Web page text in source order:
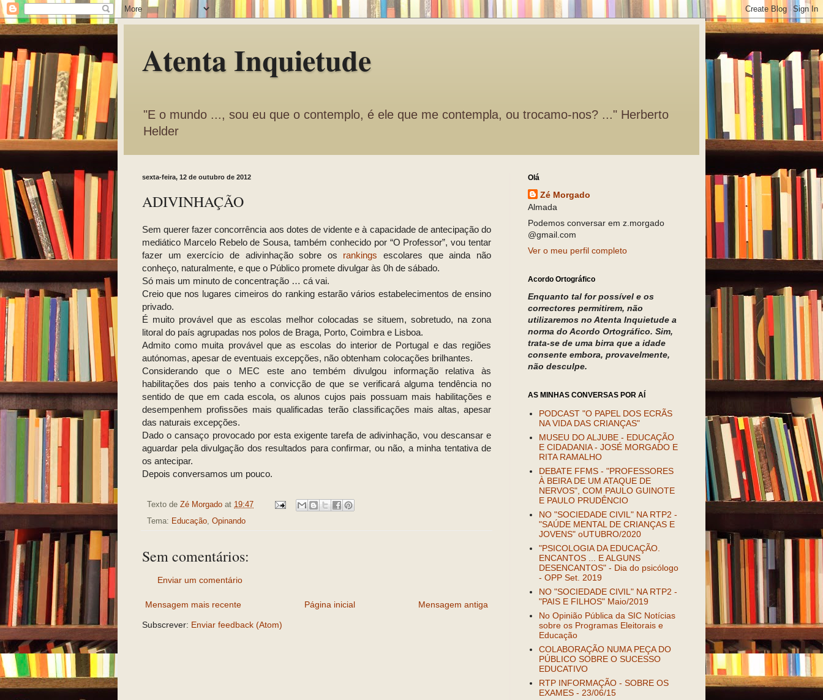
Atenta Inquietude
"E o mundo ..., sou eu que o contemplo, é ele que me contempla, ou trocamo-nos? ..." Herberto
Helder
sexta-feira, 12 de outubro de 2012
ADIVINHAÇÃO
Sem querer fazer concorrência aos dotes de vidente e à capacidade de antecipação do
mediático Marcelo Rebelo de Sousa, também conhecido por “O Professor”, vou tentar
fazer um exercício de adivinhação sobre os rankings escolares que ainda não
conheço, naturalmente, e que o Público promete divulgar às 0h de sábado.
Só mais um minuto de concentração … cá vai.
Creio que nos lugares cimeiros do ranking estarão vários estabelecimentos de ensino
privado.
É muito provável que as escolas melhor colocadas se situem, sobretudo, na zona
litoral do país agrupadas nos polos de Braga, Porto, Coimbra e Lisboa.
Admito como muita provável que as escolas do interior de Portugal e das regiões
autónomas, apesar de eventuais excepções, não obtenham colocações brilhantes.
Considerando que o MEC este ano tembém divulgou informação relativa às
habilitações dos pais tenho a convicção de que se verificará alguma tendência no
sentido de que em cada escola, os alunos cujos pais possuam mais habilitações e
desempenhem profissões mais qualificadas terão classificações mais altas, apesar
das naturais excepções.
Dado o cansaço provocado por esta exigente tarefa de adivinhação, vou descansar e
aguardar pela divulgação dos resultados para confirmar, ou não, a minha tentativa de
os antecipar.
Depois conversamos um pouco.
Texto de Zé Morgado at 19:47
Tema: Educação, Opinando
Sem comentários:
Enviar um comentário
Mensagem mais recente Mensagem antiga
Página inicial
Subscrever: Enviar feedback (Atom)
Olá
Zé Morgado
Almada
Podemos conversar em z.morgado
@gmail.com
Ver o meu perfil completo
Acordo Ortográfico
Enquanto tal for possível e os
correctores permitirem, não
utilizaremos no Atenta Inquietude a
norma do Acordo Ortográfico. Sim,
trata-se de uma birra que a idade
consente embora, provavelmente,
não desculpe.
AS MINHAS CONVERSAS POR AÍ
PODCAST "O PAPEL DOS ECRÃS
NA VIDA DAS CRIANÇAS"
MUSEU DO ALJUBE - EDUCAÇÃO
E CIDADANIA - JOSÉ MORGADO E
RITA RAMALHO
DEBATE FFMS - "PROFESSORES
À BEIRA DE UM ATAQUE DE
NERVOS", COM PAULO GUINOTE
E PAULO PRUDÊNCIO
NO "SOCIEDADE CIVIL" NA RTP2 -
"SAÚDE MENTAL DE CRIANÇAS E
JOVENS" oUTUBRO/2020
"PSICOLOGIA DA EDUCAÇÃO.
ENCANTOS ... E ALGUNS
DESENCANTOS" - Dia do psicólogo
- OPP Set. 2019
NO "SOCIEDADE CIVIL" NA RTP2 -
"PAIS E FILHOS" Maio/2019
No Opinião Pública da SIC Notícias
sobre os Programas Eleitorais e
Educação
COLABORAÇÃO NUMA PEÇA DO
PÚBLICO SOBRE O SUCESSO
EDUCATIVO
RTP INFORMAÇÃO - SOBRE OS
EXAMES - 23/06/15